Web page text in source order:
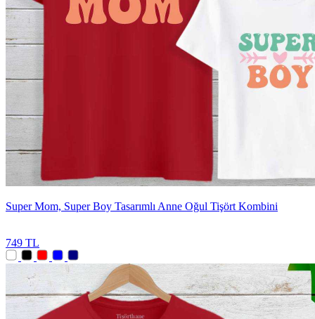
Super Mom, Super Boy Tasarımlı Anne Oğul Tişört Kombini
749 TL